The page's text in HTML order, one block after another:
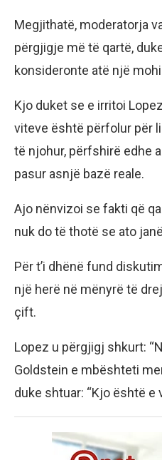
Megjithatë, moderatorja
përgjigje më të qartë,
konsideronte atë një
Kjo duket se e irritoi
viteve është përfolur për
të njohur, përfshirë edhe
pasur asnjë bazë reale.
Ajo nënvizoi se fakti që
nuk do të thotë se ato
Për t’i dhënë fund
një herë në mënyrë të
çift.
Lopez u përgjigj shkurt:
Goldstein e mbështeti
duke shtuar: “Kjo është e